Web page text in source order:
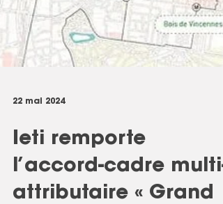
Ieti remporte
l’accord-cadre multi-